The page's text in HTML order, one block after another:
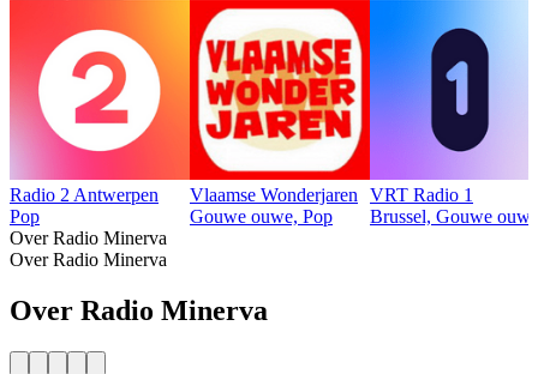
Radio 2 Antwerpen
Pop
Vlaamse Wonderjaren
Gouwe ouwe, Pop
VRT Radio 1
Brussel, Gouwe
Over Radio Minerva
Over Radio Minerva
Over Radio Minerva